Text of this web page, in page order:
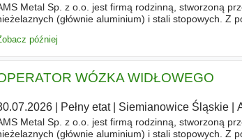
Metal Sp. z o.o. jest firmą rodzinną, stworzoną
(głównie aluminium) i stali stopowych. Z
później
WÓZKA WIDŁOWEGO
| Pełny etat| Siemianowice Śląskie|
Metal Sp. z o.o. jest firmą rodzinną, stworzoną
(głównie aluminium) i stali stopowych. Z